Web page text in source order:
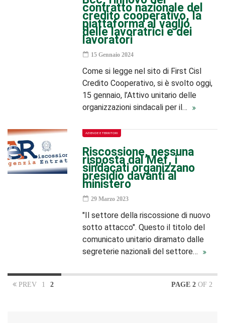
contratto nazionale del
credito cooperativo, la
piattaforma al vaglio
delle lavoratrici e dei
lavoratori
15 Gennaio 2024
Come si legge nel sito di First Cisl
Credito Cooperativo, si è svolto oggi,
15 gennaio, l’Attivo unitario delle
organizzazioni sindacali per il…
AZIENDE E TERRITORI
Riscossione, nessuna
risposta dal Mef, i
sindacati organizzano
presidio davanti al
ministero
29 Marzo 2023
"Il settore della riscossione di nuovo
sotto attacco". Questo il titolo del
comunicato unitario diramato dalle
segreterie nazionali del settore…
PREV 1 2 PAGE 2 OF 2